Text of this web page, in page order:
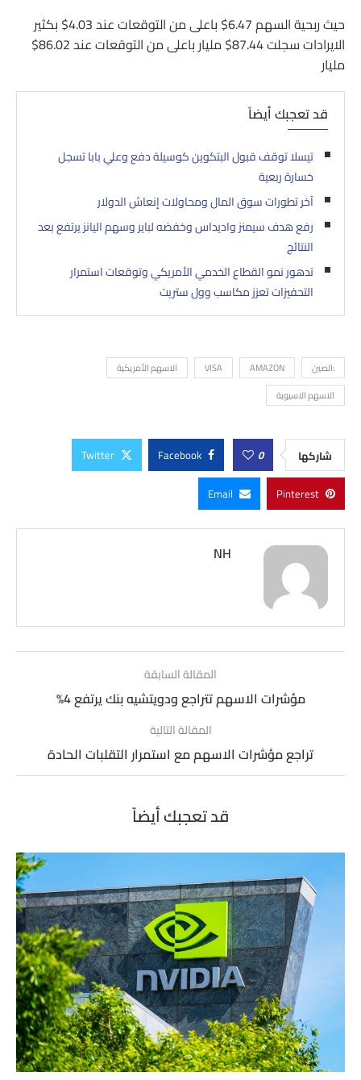
حيث ربحية السهم 6.47$ باعلى من التوقعات عند 4.03$ بكثير
الايرادات سجلت 87.44$ مليار باعلى من التوقعات عند 86.02$
مليار
قد تعجبك أيضاً
تيسلا توقف قبول البتكوين كوسيلة دفع وعلي بابا تسجل
خسارة ربعية
آخر تطورات سوق المال ومحاولات إنعاش الدولار
رفع هدف سيمنز واديداس وخفضه لباير وسهم اليانز يرتفع بعد
النتائج
تدهور نمو القطاع الخدمي الأمريكي وتوقعات استمرار
التحفيزات تعزز مكاسب وول ستريت
:الصين AMAZON
VISA
الاسهم الأمريكية
الاسهم الاسيوية
شاركها 0
Facebook
Twitter
Pinterest
Email
NH
المقالة السابقة
مؤشرات الاسهم تتراجع ودويتشيه بنك يرتفع 4%
المقالة التالية
تراجع مؤشرات الاسهم مع استمرار التقلبات الحادة‎
قد تعجبك أيضاً